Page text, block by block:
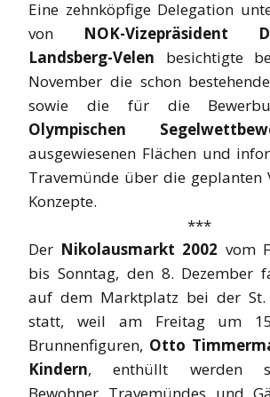
Eine zehnköpfige Delegation
von NOK-Vizepräsident
Landsberg-Velen besichtigte
November die schon
sowie die für die
Olympischen
ausgewiesenen Flächen und
Travemünde über die geplanten
Konzepte.
***
Der Nikolausmarkt 2002 vom
bis Sonntag, den 8. Dezember
auf dem Marktplatz bei der St.
statt, weil am Freitag um
Brunnenfiguren, Otto
Kindern, enthüllt werden